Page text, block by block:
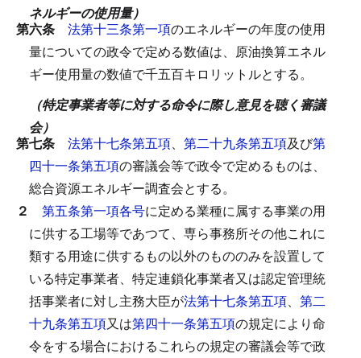
ネルギーの使用量）
第六条 法第十三条第一項のエネルギーの年度の使用
量についての政令で定める数値は、原油換算エネル
ギー使用量の数値で千五百キロリットルとする。
（特定事業者等に対する命令に際し意見を聴く審議
会）
第七条 法第十七条第五項、 第二十九条第五項及び第
四十一条第五項の審議会等で政令で定めるものは、
総合資源エネルギー調査会とする。
２ 第五条第一項各号に定める業種に属する事業の用
に供する工場等であつて、専ら事務所その他これに
類する用途に供するもの以外のもののみを設置して
いる特定事業者、特定連鎖化事業者又は認定管理統
括事業者に対し主務大臣が法第十七条第五項、 第二
十九条第五項又は第四十一条第五項の規定により命
令をする場合におけるこれらの規定の審議会等で政